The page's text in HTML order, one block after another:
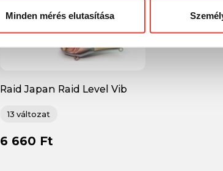
Minden mérés elutasítása
Raid Japan Raid Level Vib
13 változat
6 660 Ft